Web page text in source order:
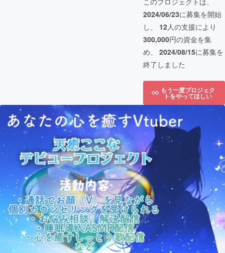
2024/06/23に募集を開始
し、 12人の支援により
300,000円の資金を集
め、 2024/08/15に募集を
終了しました
もう一度プロジェク
トをやってほしい